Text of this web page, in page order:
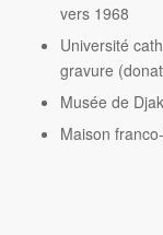
vers 1968
Université
gravure
Musée de
Maison